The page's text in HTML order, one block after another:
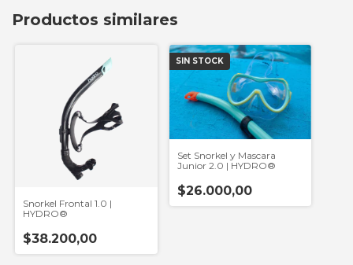
Productos similares
Snorkel Frontal 1.0 |
HYDRO®
$38.200,00
SIN STOCK
Set Snorkel y Mascara
Junior 2.0 | HYDRO®
$26.000,00